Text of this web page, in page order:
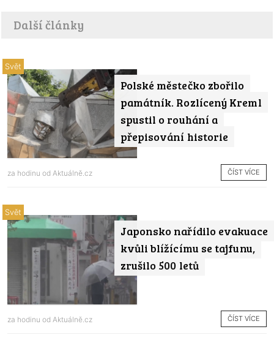
Další články
Polské městečko zbořilo
památník. Rozlícený Kreml
spustil o rouhání a
přepisování historie
Svět
za hodinu od Aktuálně.cz ČÍST VÍCE
Japonsko nařídilo evakuace
kvůli blížícímu se tajfunu,
zrušilo 500 letů
Svět
za hodinu od Aktuálně.cz ČÍST VÍCE